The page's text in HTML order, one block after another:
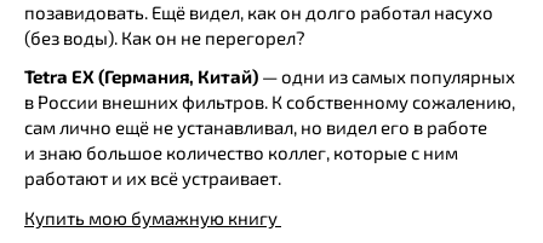
позавидовать. Ещё видел, как он долго работал насухо
(без воды). Как он не перегорел?
Tetra EX (Германия, Китай) — одни из самых популярных
в России внешних фильтров. К собственному сожалению,
сам лично ещё не устанавливал, но видел его в работе
и знаю большое количество коллег, которые с ним
работают и их всё устраивает.
Купить мою бумажную книгу